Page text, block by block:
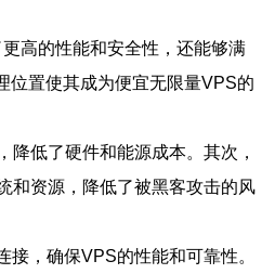
高的性能和安全性，还能够满
位置使其成为便宜无限量VPS的
低了硬件和能源成本。其次，
和资源，降低了被黑客攻击的风
，确保VPS的性能和可靠性。